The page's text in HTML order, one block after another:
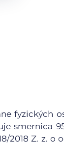
fyzických
smernica
2018 Z. z. o